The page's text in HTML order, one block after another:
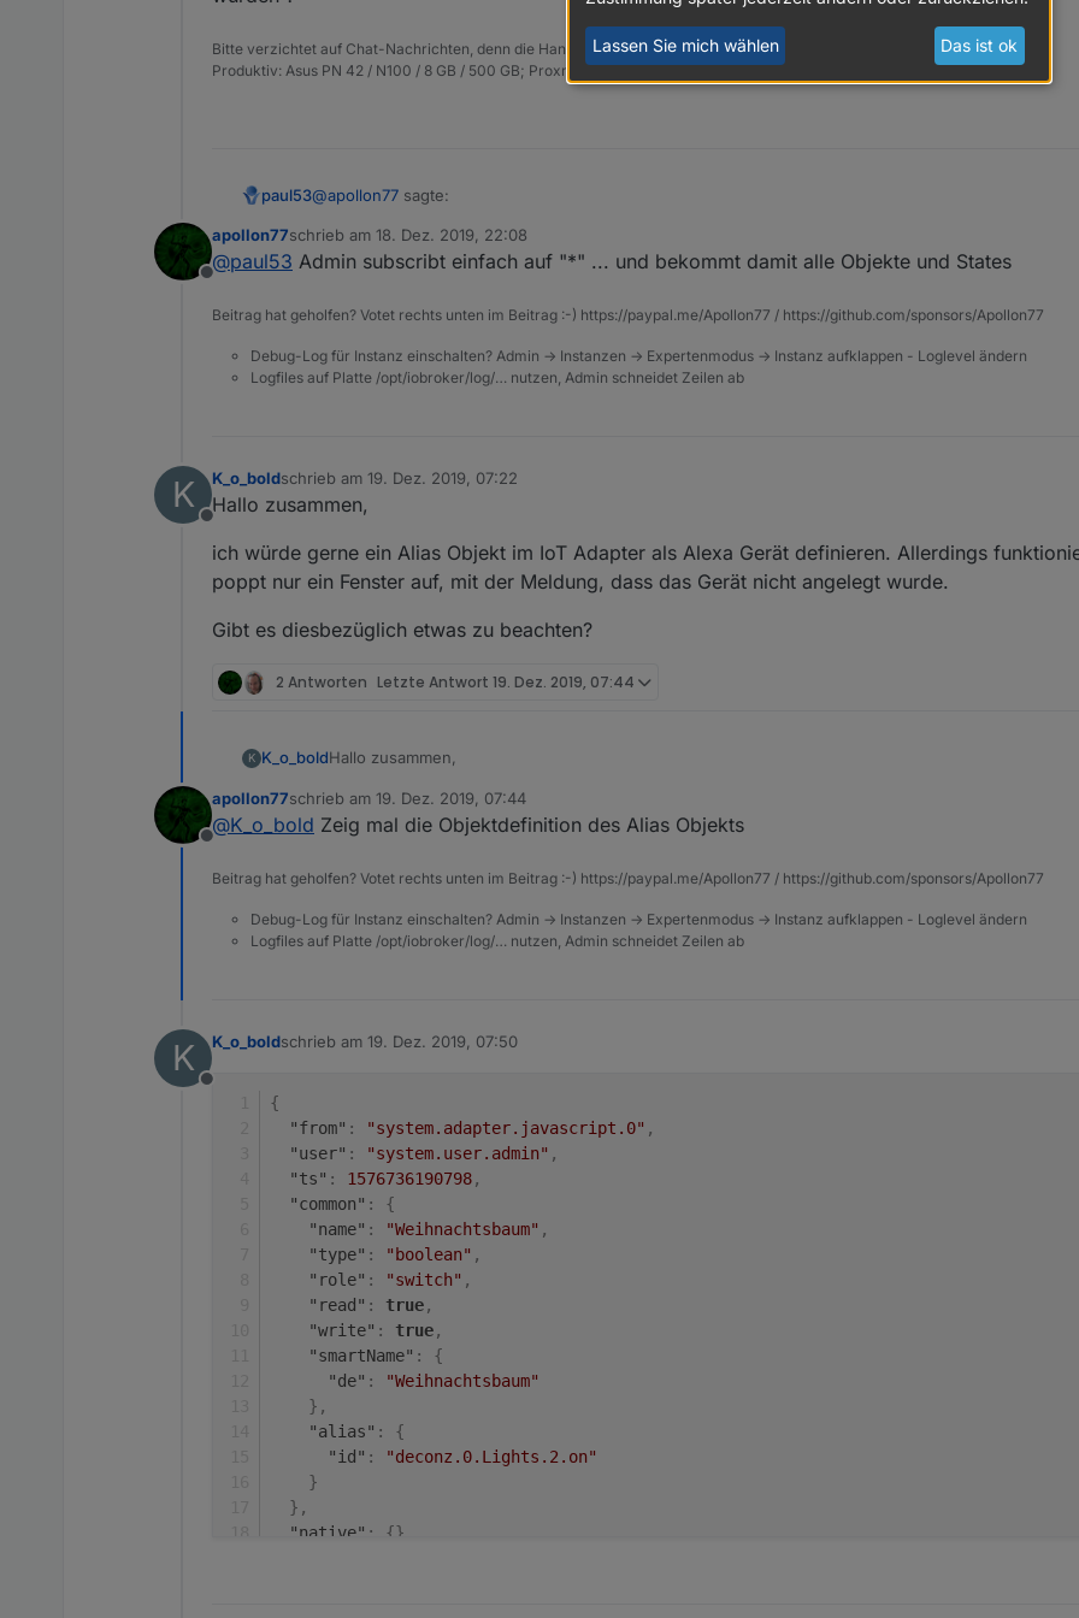
Bitte verzichtet auf Chat-Nachrichten, denn die Handhabung ist grauenhaft !
Produktiv: Asus PN 42 / N100 / 8 GB / 500 GB; Proxmox mit 2 VM (iob / openCCU)
paul53@apollon77 sagte:
bei jeder Änderung der Objekte.
Welcher Objekte ? Die schon im Puffer und durch Admin abonniert sind ? Oder aller Objekte ?
Offline
apollon77schrieb am 18. Dez. 2019, 22:08
zuletzt editiert von
@paul53 Admin subscribt einfach auf "*" ... und bekommt damit alle Objekte und States
Beitrag hat geholfen? Votet rechts unten im Beitrag :-) https://paypal.me/Apollon77 / https://github.com/sponsors/Apollon77
Debug-Log für Instanz einschalten? Admin -> Instanzen -> Expertenmodus -> Instanz aufklappen - Loglevel ändern
Logfiles auf Platte /opt/iobroker/log/… nutzen, Admin schneidet Zeilen ab
K
Offline
K_o_boldschrieb am 19. Dez. 2019, 07:22
zuletzt editiert von
Hallo zusammen,
ich würde gerne ein Alias Objekt im IoT Adapter als Alexa Gerät definieren. Allerdings
poppt nur ein Fenster auf, mit der Meldung, dass das Gerät nicht angelegt wurde.
Gibt es diesbezüglich etwas zu beachten?
2 Antworten Letzte Antwort 19. Dez. 2019, 07:44
K K_o_boldHallo zusammen,
ich würde gerne ein Alias Objekt im IoT Adapter als Alexa Gerät definieren. Allerdings funktioniert
ein Fenster auf, mit der Meldung, dass das Gerät nicht angelegt wurde.
Offline
apollon77schrieb am 19. Dez. 2019, 07:44
zuletzt editiert von
@K_o_bold Zeig mal die Objektdefinition des Alias Objekts
Beitrag hat geholfen? Votet rechts unten im Beitrag :-) https://paypal.me/Apollon77 / https://github.com/sponsors/Apollon77
Debug-Log für Instanz einschalten? Admin -> Instanzen -> Expertenmodus -> Instanz aufklappen - Loglevel ändern
Logfiles auf Platte /opt/iobroker/log/… nutzen, Admin schneidet Zeilen ab
K
Offline
K_o_boldschrieb am 19. Dez. 2019, 07:50
zuletzt editiert von
{
"from" : "system.adapter.javascript.0" ,
"user" : "system.user.admin" ,
"ts" : 1576736190798,
"common" :
{
"name" : "Weihnachtsbaum" ,
"type" : "boolean" ,
"role" : "switch" ,
"read" : true,
"write" : true,
"smartName" :
{
"de" :
"Weihnachtsbaum"
} ,
"alias" :
{
"id" :
"deconz.0.Lights.2.on"
}
} ,
"native" : {}
Lassen Sie mich wählen Das ist ok